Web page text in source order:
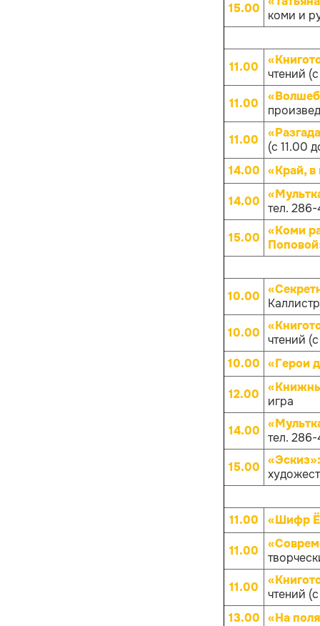
15.00
коми и
11.00
чтений
11.00
11.00
(с 11.00
14.00 «Край,
14.00 тел.
15.00 «Коми
10.00
10.00 чтений
10.00 «Герои
12.00
игра
14.00 тел.
15.00
11.00 «Шифр
11.00
11.00
чтений
13.00 «На